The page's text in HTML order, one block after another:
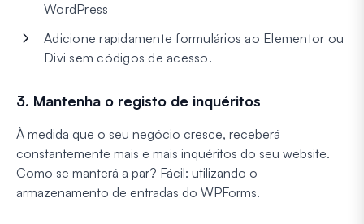
WordPress
Adicione rapidamente formulários ao Elementor ou
Divi sem códigos de acesso.
3. Mantenha o registo de inquéritos
À medida que o seu negócio cresce, receberá
constantemente mais e mais inquéritos do seu website.
Como se manterá a par? Fácil: utilizando o
armazenamento de entradas do WPForms.